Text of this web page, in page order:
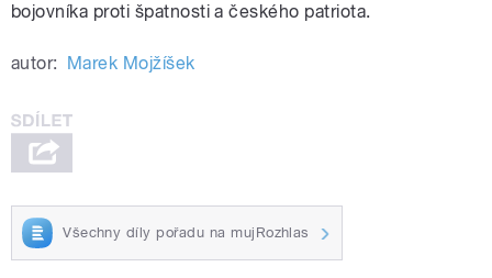
bojovníka proti špatnosti a českého patriota.
autor: Marek Mojžíšek
Všechny díly pořadu na mujRozhlas